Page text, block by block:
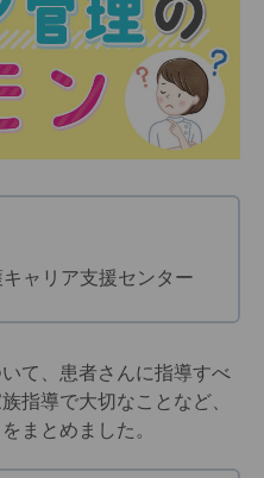
ャリア支援センター
て、患者さんに指導すべ
指導で大切なことなど、
まとめました。